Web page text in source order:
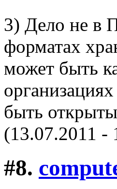
3) Дело не в
форматах
может быть
быть
(13.07.2011 -
#8.